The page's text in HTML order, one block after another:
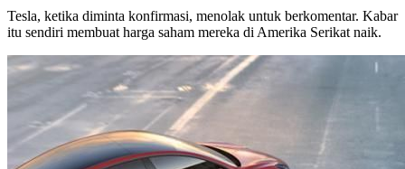
Tesla, ketika diminta konfirmasi, menolak untuk berkomentar. Kabar
itu sendiri membuat harga saham mereka di Amerika Serikat naik.